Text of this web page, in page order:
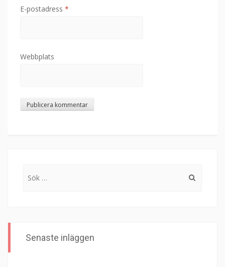
E-postadress *
Webbplats
Senaste inläggen